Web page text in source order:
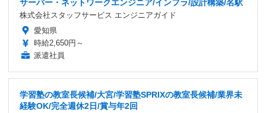
サーバー・ネットワークエンジニア/インフラ/設計構築/名駅
株式会社スタッフサービス エンジニアガイド
愛知県
時給2,650円～
派遣社員
学習塾の教室長候補/大宮/学習塾SPRIXの教室長候補/業界未
経験OK/完全週休2日/賞与年2回